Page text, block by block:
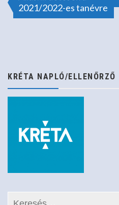
2021/2022-es tanévre
KRÉTA NAPLÓ/ELLENŐRZŐ